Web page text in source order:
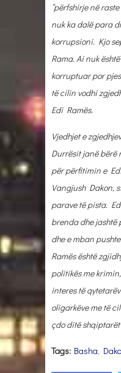
“përfshirje në
nuk ka dalë para
korrupsioni. Kjo
Rama. Ai nuk
korruptuar por
të cilin vodhi
Edi Ramës.
Vjedhjet e
Durrësit janë bërë
për përfitimin e
Vangjush Dakon,
parave të pista.
brenda dhe jashtë
dhe e mban
Ramës është
politikës me
interes të
oligarkëve me të
çdo ditë
Tags: Basha, Dako